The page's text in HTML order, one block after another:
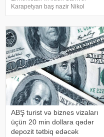
Karapetyan baş nazir Nikol
Paşinyanın onu xeyriyyəçiliklə
məhrum edəcəyi ilə bağlı
xəbərdarlığına münasibət bildirib.
Ermənista
ABŞ turist və biznes vizaları
üçün 20 min dollara qədər
depozit tətbiq edəcək